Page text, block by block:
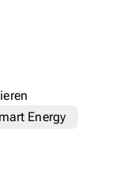
Energy